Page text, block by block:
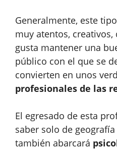
Generalmente, este
muy atentos,
gusta mantener una
público con el que se
convierten en unos
profesionales de las
El egresado de esta
saber solo de
también abarcará